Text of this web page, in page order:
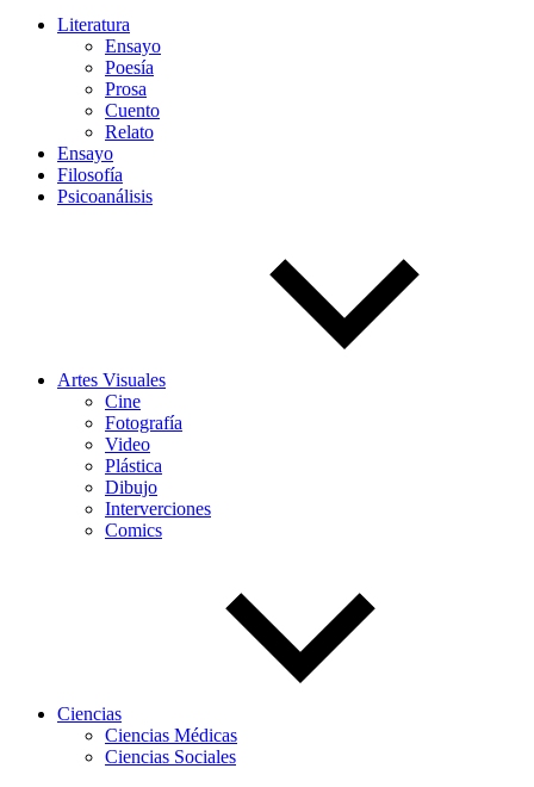
Literatura
Ensayo
Poesía
Prosa
Cuento
Relato
Ensayo
Filosofía
Psicoanálisis
Artes Visuales
Cine
Fotografía
Video
Plástica
Dibujo
Interverciones
Comics
Ciencias
Ciencias Médicas
Ciencias Sociales